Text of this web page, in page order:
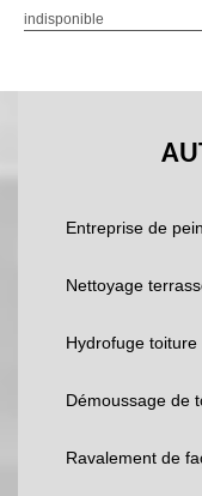
indisponible
Entreprise de
Nettoyage
Hydrofuge toiture
Démoussage de
Ravalement de